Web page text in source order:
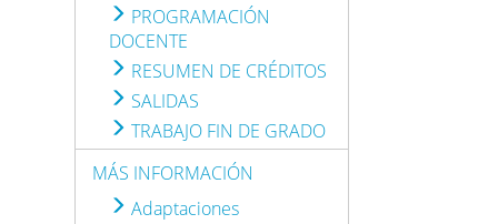
PROGRAMACIÓN
DOCENTE
RESUMEN DE CRÉDITOS
SALIDAS
TRABAJO FIN DE GRADO
MÁS INFORMACIÓN
Adaptaciones